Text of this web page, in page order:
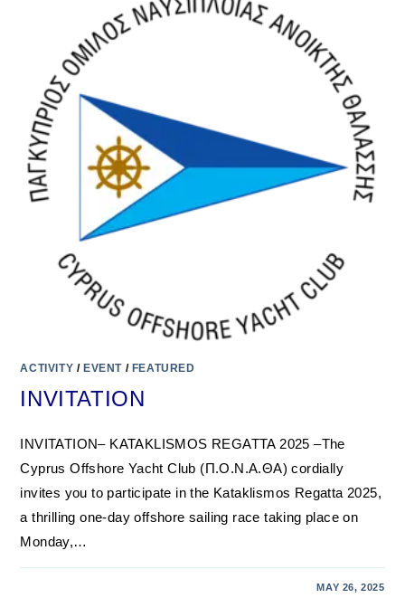
ACTIVITY / EVENT / FEATURED
INVITATION
INVITATION– KATAKLISMOS REGATTA 2025 –The
Cyprus Offshore Yacht Club (Π.Ο.Ν.Α.ΘΑ) cordially
invites you to participate in the Kataklismos Regatta 2025,
a thrilling one-day offshore sailing race taking place on
Monday,…
MAY 26, 2025